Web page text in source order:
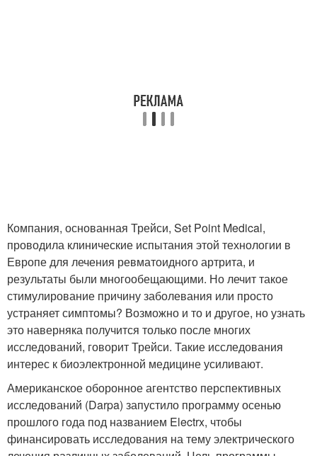
Компания, основанная Трейси, Set Point Medical,
проводила клинические испытания этой технологии в
Европе для лечения ревматоидного артрита, и
результаты были многообещающими. Но лечит такое
стимулирование причину заболевания или просто
устраняет симптомы? Возможно и то и другое, но узнать
это наверняка получится только после многих
исследований, говорит Трейси. Такие исследования
интерес к биоэлектронной медицине усиливают.
Американское оборонное агентство перспективных
исследований (Darpa) запустило программу осенью
прошлого года под названием Electrx, чтобы
финансировать исследования на тему электрического